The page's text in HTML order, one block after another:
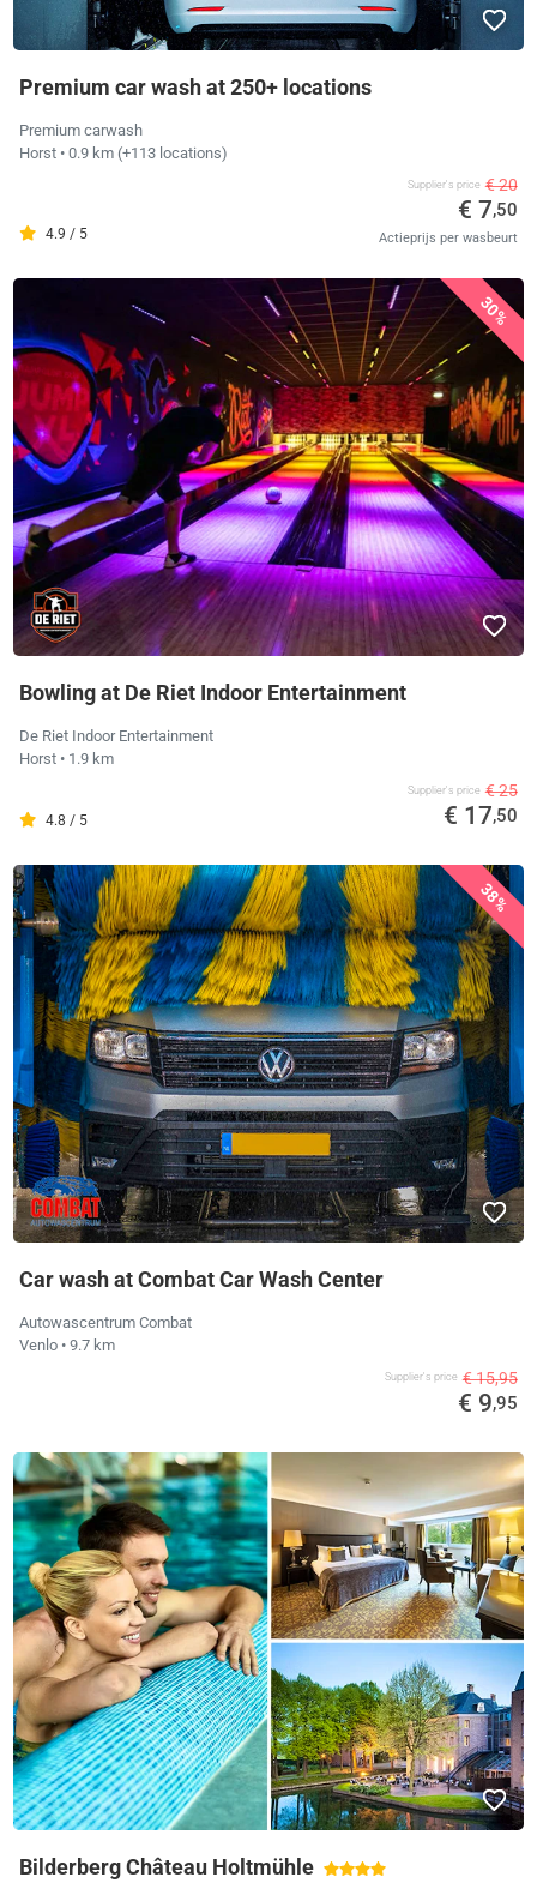
Premium car wash at 250+ locations
Premium carwash
Horst • 0.9 km (+113 locations)
4.9 / 5
Supplier's price € 20
€ 7,50
Actieprijs per wasbeurt
30%
Bowling at De Riet Indoor Entertainment
De Riet Indoor Entertainment
Horst • 1.9 km
4.8 / 5
Supplier's price € 25
€ 17,50
38%
Car wash at Combat Car Wash Center
Autowascentrum Combat
Venlo • 9.7 km
Supplier's price € 15,95
€ 9,95
Bilderberg Château Holtmühle